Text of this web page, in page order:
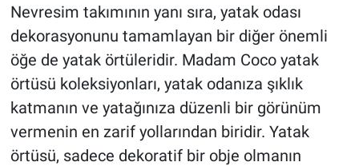
Nevresim takımının yanı sıra, yatak odası
dekorasyonunu tamamlayan bir diğer önemli
öğe de yatak örtüleridir. Madam Coco yatak
örtüsü koleksiyonları, yatak odanıza şıklık
katmanın ve yatağınıza düzenli bir görünüm
vermenin en zarif yollarından biridir. Yatak
örtüsü, sadece dekoratif bir obje olmanın